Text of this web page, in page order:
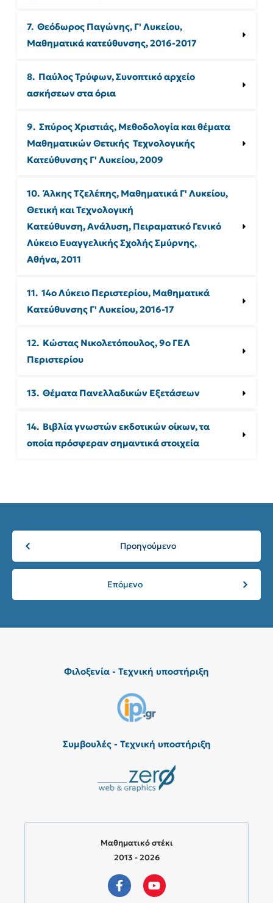
7.  Θεόδωρος Παγώνης, Γ' Λυκείου,
Μαθηματικά κατεύθυνσης, 2016-2017
8.  Παύλος Τρύφων, Συνοπτικό αρχείο
ασκήσεων στα όρια
9.  Σπύρος Χριστιάς, Μεθοδολογία και θέματα
Μαθηματικών Θετικής ­ Τεχνολογικής
Κατεύθυνσης Γ' Λυκείου, 2009
10.  Άλκης Τζελέπης, Μαθηματικά Γ' Λυκείου,
Θετική και Τεχνολογική
Κατεύθυνση, Ανάλυση, Πειραματικό Γενικό
Λύκειο Ευαγγελικής Σχολής Σμύρνης,
Αθήνα, 2011
11.  14ο Λύκειο Περιστερίου, Μαθηματικά
Κατεύθυνσης Γ' Λυκείου, 2016-17
12.  Κώστας Νικολετόπουλος, 9ο ΓΕΛ
Περιστερίου
13.  Θέματα Πανελλαδικών Εξετάσεων
14.  Βιβλία γνωστών εκδοτικών οίκων, τα
οποία πρόσφεραν σημαντικά στοιχεία
Προηγούμενο
Επόμενο
Φιλοξενία - Τεχνική υποστήριξη
Συμβουλές - Τεχνική υποστήριξη
Μαθηματικό στέκι
2013 - 2026